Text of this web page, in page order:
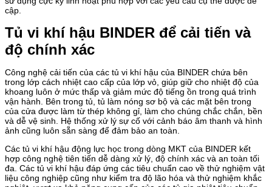
cập.
Tủ vi khí hậu BINDER để cải tiến và
độ chính xác
Công nghệ cải tiến của các tủ vi khí hậu của BINDER chứa bên
trong lớp cách nhiệt cao cấp của lớp vỏ, giúp giữ cho nhiệt độ của
khoang luôn ở mức thấp và giảm mức độ tiếng ồn trong quá trình
vận hành. Bên trong tủ, tủ làm nóng sơ bộ và các mặt bên trong
của cửa được làm từ thép không gỉ, làm cho chúng chắc chắn, bền
và dễ vệ sinh. Hệ thống xử lý sự cố với cảnh báo âm thanh và hình
ảnh cũng luôn sẵn sàng để đảm bảo an toàn.
Các tủ vi khí hậu động lực học trong dòng MKT của BINDER kết
hợp công nghệ tiên tiến dễ dàng xử lý, độ chính xác và an toàn tối
đa. Các tủ vi khí hậu đáp ứng các tiêu chuẩn cao về thử nghiệm vật
liệu công nghiệp cũng như kiểm tra độ lão hóa và thử nghiệm khắc